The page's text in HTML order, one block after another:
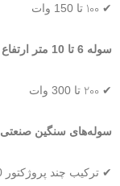
✔ تا 150 وات
سوله 6 تا 10 متر ارتفاع
✔ تا 300 وات
سوله‌های سنگین صنعتی
✔ ترکیب چند پروژکتور 200 یا 300 وات